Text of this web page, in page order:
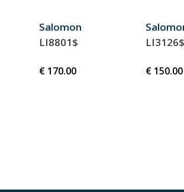
Salomon
LI8801$
€ 170.00
LI3126$
€ 150.00